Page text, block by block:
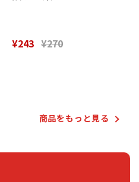
¥243 ¥270
商品をもっと⾒る